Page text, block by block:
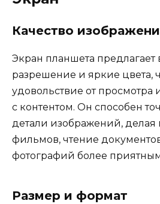
Качество
Экран планшета предлагает
разрешение и яркие цвета,
удовольствие от просмотра
с контентом. Он способен
детали изображений, делая
фильмов, чтение
фотографий более
Размер и формат